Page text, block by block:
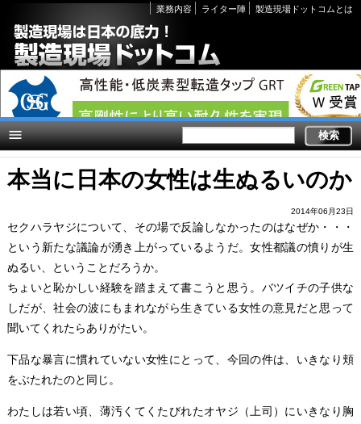
Secondary
links
業務内容 ライター陣 製造現場ドットコムとは
本当に日本の女性は生ぬるいのか
2014年06月23日
セクハラヤジについて、その場で反論しなかったのはなぜか・・・
という新たな議論が湧き上がっているようだ。女性都議の憤りが生
ぬるい、ということだろうか。
ちょいと恥かしい経験を踏まえて書こうと思う。バツイチの子供な
しだが、社会の波にもまれながら生きている女性の意見だと思って
聞いてくれたらありがたい。
下品な暴言に慣れていない女性にとって、今回の件は、いきなり頬
をぶたれたのと同じ。
わたしは若い頃、薄汚くてくたびれたオヤジ（上司）にいきなり胸